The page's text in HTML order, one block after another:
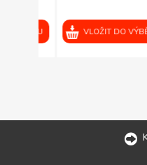
VLOŽIT DO VÝBĚRU